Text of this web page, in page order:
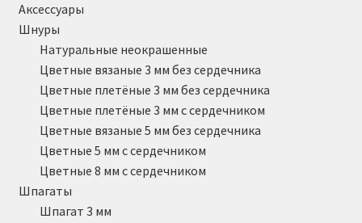
Аксессуары
Шнуры
Натуральные неокрашенные
Цветные вязаные 3 мм без сердечника
Цветные плетёные 3 мм без сердечника
Цветные плетёные 3 мм с сердечником
Цветные вязаные 5 мм без сердечника
Цветные 5 мм с сердечником
Цветные 8 мм с сердечником
Шпагаты
Шпагат 3 мм